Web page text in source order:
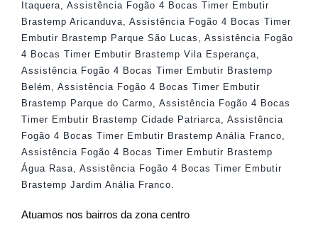
Itaquera, Assistência Fogão 4 Bocas Timer Embutir
Brastemp Aricanduva, Assistência Fogão 4 Bocas Timer
Embutir Brastemp Parque São Lucas , Assistência Fogão
4 Bocas Timer Embutir Brastemp Vila Esperança,
Assistência Fogão 4 Bocas Timer Embutir Brastemp
Belém , Assistência Fogão 4 Bocas Timer Embutir
Brastemp Parque do Carmo, Assistência Fogão 4 Bocas
Timer Embutir Brastemp Cidade Patriarca, Assistência
Fogão 4 Bocas Timer Embutir Brastemp Anália Franco,
Assistência Fogão 4 Bocas Timer Embutir Brastemp
Água Rasa, Assistência Fogão 4 Bocas Timer Embutir
Brastemp Jardim Anália Franco.
Atuamos nos bairros da zona centro